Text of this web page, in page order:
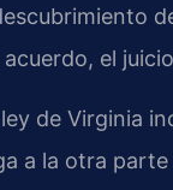
el
de Virginia
a la otra